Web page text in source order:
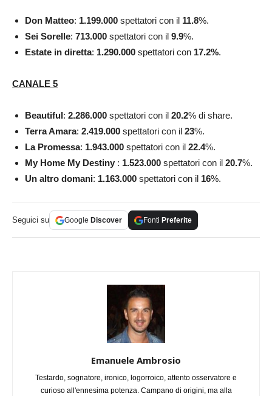
Don Matteo: 1.199.000 spettatori con il 11.8%.
Sei Sorelle: 713.000 spettatori con il 9.9%.
Estate in diretta: 1.290.000 spettatori con 17.2%.
CANALE 5
Beautiful: 2.286.000 spettatori con il 20.2% di share.
Terra Amara: 2.419.000 spettatori con il 23%.
La Promessa: 1.943.000 spettatori con il 22.4%.
My Home My Destiny : 1.523.000 spettatori con il 20.7%.
Un altro domani: 1.163.000 spettatori con il 16%.
Seguici su Google Discover Fonti Preferite
Emanuele Ambrosio
Testardo, sognatore, ironico, logorroico, attento osservatore e
curioso all'ennesima potenza. Campano di origini, ma alla